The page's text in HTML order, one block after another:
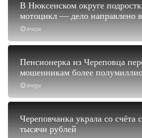
вчера
В Нюксенском округе
мотоцикл — дело направлено
вчера
Пенсионерка из Череповца
мошенникам более
Череповчанка украла со счёта
тысячи рублей